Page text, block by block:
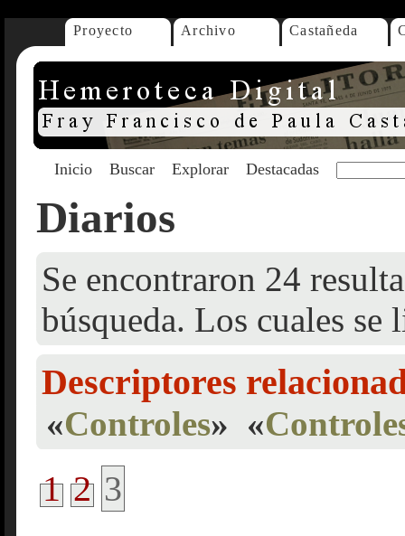
Proyecto Archivo Castañeda
Inicio Buscar Explorar Destacadas
Diarios
Se encontraron 24
búsqueda. Los cuales se
Descriptores
«Controles» «
1 2 3